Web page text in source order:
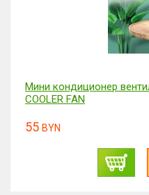
Мини кондиционер
COOLER FAN
55 BYN